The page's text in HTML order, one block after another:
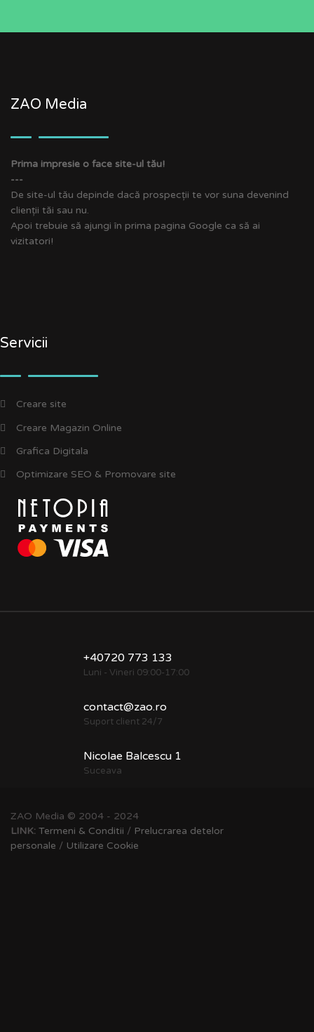
ZAO Media
Prima impresie o face site-ul tău!
---
De site-ul tău depinde dacă prospecții te vor suna devenind
clienții tăi sau nu.
Apoi trebuie să ajungi în prima pagina Google ca să ai
vizitatori!
Servicii
Creare site
Creare Magazin Online
Grafica Digitala
Optimizare SEO & Promovare site
+40720 773 133
Luni - Vineri 09:00-17:00
contact@zao.ro
Suport client 24/7
Nicolae Balcescu 1
Suceava
ZAO Media © 2004 - 2024
LINK: Termeni & Conditii / Prelucrarea detelor
personale / Utilizare Cookie